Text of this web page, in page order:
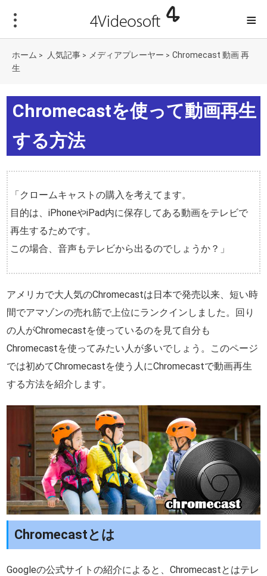
≡
ホーム > 人気記事 > メディアプレーヤー > Chromecast 動画 再
生
Chromecastを使って動画再生
する方法
「クロームキャストの購入を考えてます。
目的は、iPhoneやiPad内に保存してある動画をテレビで
再生するためです。
この場合、音声もテレビから出るのでしょうか？」
アメリカで大人気のChromecastは日本で発売以来、短い時
間でアマゾンの売れ筋で上位にランクインしました。回り
の人がChromecastを使っているのを見て自分も
Chromecastを使ってみたい人が多いでしょう。このページ
では初めてChromecastを使う人にChromecastで動画再生
する方法を紹介します。
Chromecastとは
Googleの公式サイトの紹介によると、Chromecastとはテレ